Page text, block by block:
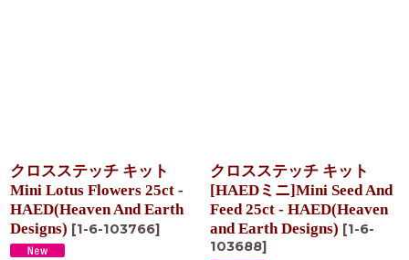
クロスステッチ キット
Mini Lotus Flowers 25ct -
HAED(Heaven And Earth
Designs) [1-6-103766]
クロスステッチ キット
[HAEDミニ]Mini Seed And
Feed 25ct - HAED(Heaven
and Earth Designs) [1-6-
103688]